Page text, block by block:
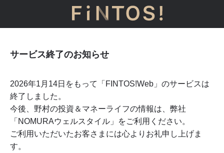
サービス終了のお知らせ
2026年1月14日をもって「FINTOS!Web」のサービスは
終了しました。
今後、野村の投資＆マネーライフの情報は、弊社
「NOMURAウェルスタイル」をご利用ください。
ご利用いただいたお客さまには心よりお礼申し上げま
す。